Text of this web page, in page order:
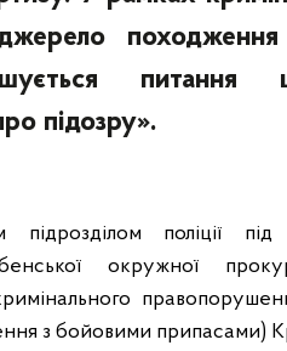
джерело
питання
підозру».
поліції під
окружної
з бойовими припасами)